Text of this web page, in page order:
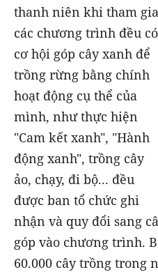
thanh niên khi tham gia
các chương trình đều có
cơ hội góp cây xanh để
trồng rừng bằng chính
hoạt động cụ thể của
mình, như thực hiện
"Cam kết xanh", "Hành
động xanh", trồng cây
ảo, chạy, đi bộ... đều
được ban tổ chức ghi
nhận và quy đổi sang
góp vào chương trình.
60.000 cây trồng trong